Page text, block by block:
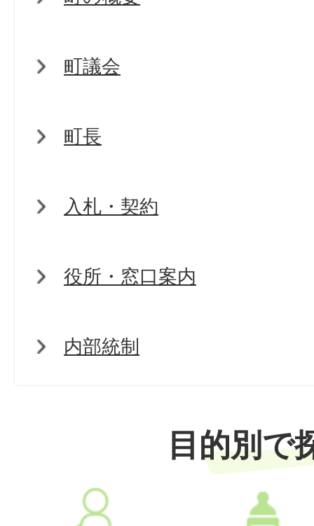
町議会
町長
入札・契約
役所・窓口案内
内部統制
目的別で